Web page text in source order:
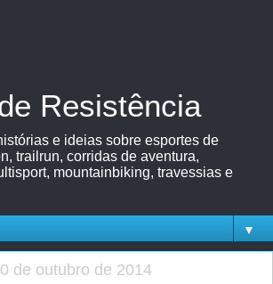
Resistência
e ideias sobre esportes de
trailrun, corridas de aventura,
mountainbiking, travessias e
▼
de outubro de 2014